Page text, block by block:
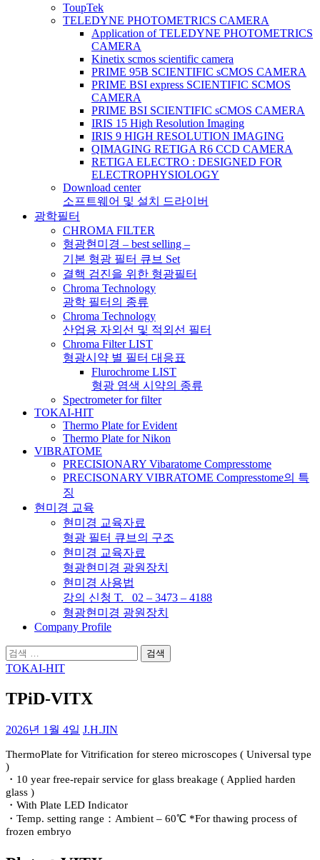
ToupTek
TELEDYNE PHOTOMETRICS CAMERA
Application of TELEDYNE PHOTOMETRICS
CAMERA
Kinetix scmos scientific camera
PRIME 95B SCIENTIFIC sCMOS CAMERA
PRIME BSI express SCIENTIFIC SCMOS
CAMERA
PRIME BSI SCIENTIFIC sCMOS CAMERA
IRIS 15 High Resolution Imaging
IRIS 9 HIGH RESOLUTION IMAGING
QIMAGING RETIGA R6 CCD CAMERA
RETIGA ELECTRO : DESIGNED FOR
ELECTROPHYSIOLOGY
Download center
소프트웨어 및 설치 드라이버
광학필터
CHROMA FILTER
형광현미경 – best selling –
기본 형광 필터 큐브 Set
결핵 검진을 위한 형광필터
Chroma Technology
광학 필터의 종류
Chroma Technology
산업용 자외선 및 적외선 필터
Chroma Filter LIST
형광시약 별 필터 대응표
Flurochrome LIST
형광 염색 시약의 종류
Spectrometer for filter
TOKAI-HIT
Thermo Plate for Evident
Thermo Plate for Nikon
VIBRATOME
PRECISIONARY Vibaratome Compresstome
PRECISONARY VIBRATOME Compresstome의 특
징
현미경 교육
현미경 교육자료
형광 필터 큐브의 구조
현미경 교육자료
형광현미경 광원장치
현미경 사용법
강의 신청 T. 02 – 3473 – 4188
형광현미경 광원장치
Company Profile
검
색:
TOKAI-HIT
TPiD-VITX
2026년 1월 4일 J.H.JIN
ThermoPlate for Vitrification for stereo microscopes ( Universal type
)
・10 year free-repair service for glass breakage ( Applied harden
glass )
・With Plate LED Indicator
・Temp. setting range：Ambient – 60℃ *For thawing process of
frozen embryo